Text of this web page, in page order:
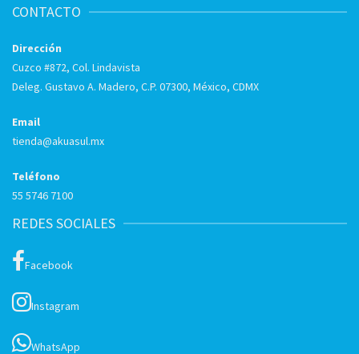
CONTACTO
Dirección
Cuzco #872, Col. Lindavista
Deleg. Gustavo A. Madero, C.P. 07300, México, CDMX
Email
tienda@akuasul.mx
Teléfono
55 5746 7100
REDES SOCIALES
Facebook
Instagram
WhatsApp